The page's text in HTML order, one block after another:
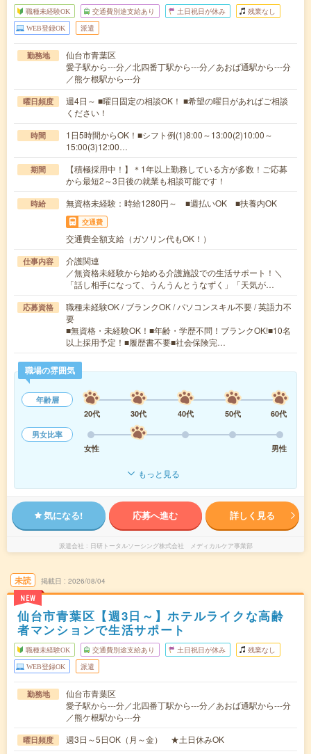
職種未経験OK 交通費別途支給あり 土日祝日が休み 残業なし
WEB登録OK 派遣
勤務地
仙台市青葉区
愛子駅から---分／北四番丁駅から---分／あおば通駅から---分
／熊ケ根駅から---分
曜日頻度
週4日～ ■曜日固定の相談OK！ ■希望の曜日があればご相談
ください！
時間
1日5時間からOK！■シフト例(1)8:00～13:00(2)10:00～
15:00(3)12:00…
期間
【積極採用中！】＊1年以上勤務している方が多数！ご応募
から最短2～3日後の就業も相談可能です！
時給 無資格未経験：時給1280円～ ■週払いOK ■扶養内OK
交通費
交通費全額支給（ガソリン代もOK！）
仕事内容
介護関連
／無資格未経験から始める介護施設での生活サポート！＼
「話し相手になって、うんうんとうなずく」「天気が…
応募資格
職種未経験OK / ブランクOK / パソコンスキル不要 / 英語力不
要
■無資格・未経験OK！■年齢・学歴不問！ブランクOK!■10名
以上採用予定！■履歴書不要■社会保険完…
職場の雰囲気
年齢層
20代
30代 40代 50代
60代
男女比率
女性
男性
もっと見る
気になる! 応募へ進む 詳しく見る
派遣会社 日研トータルソーシング株式会社 メディカルケア事業部
未読
NEW
掲載日 2026/08/04
仙台市青葉区【週3日～】ホテルライクな高齢
者マンションで生活サポート
職種未経験OK 交通費別途支給あり 土日祝日が休み 残業なし
WEB登録OK 派遣
勤務地
仙台市青葉区
愛子駅から---分／北四番丁駅から---分／あおば通駅から---分
／熊ケ根駅から---分
曜日頻度 週3日～5日OK（月～金） ★土日休みOK